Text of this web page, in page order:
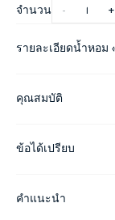
จำนวน - +
รายละเอียดน้ำหอม
คุณสมบัติ
ข้อได้เปรียบ
คำแนะนำ